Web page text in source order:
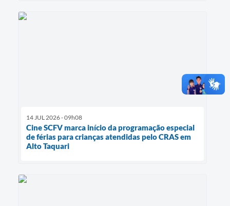
14 JUL 2026 - 09h08
Cine SCFV marca início da programação especial
de férias para crianças atendidas pelo CRAS em
Alto Taquari